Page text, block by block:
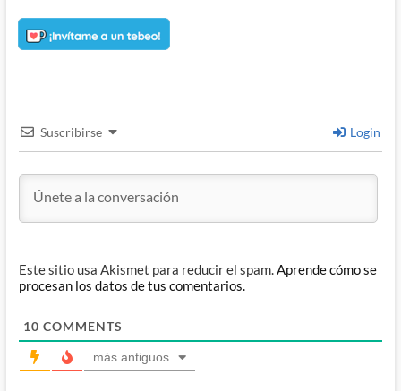
Suscribirse Login
Este sitio usa Akismet para reducir el spam.Aprende cómo se
procesan los datos de tus comentarios.
10 COMMENTS
más antiguos